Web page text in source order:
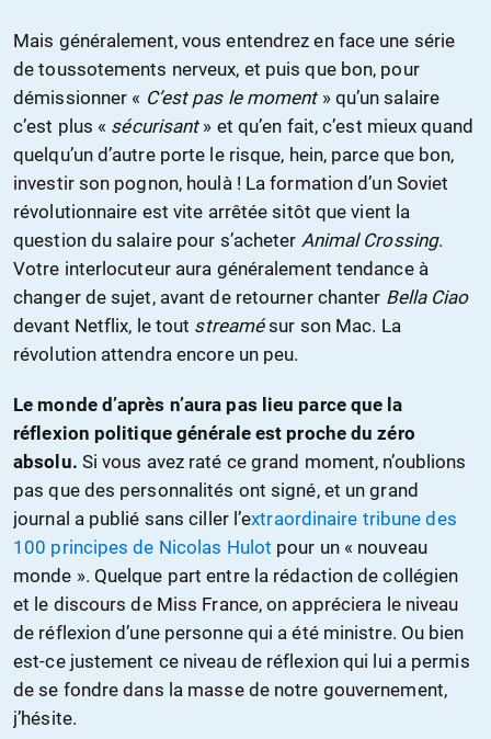
Mais généralement, vous entendrez en face une série
de toussotements nerveux, et puis que bon, pour
démissionner « C’est pas le moment» qu’un salaire
c’est plus « sécurisant» et qu’en fait, c’est mieux quand
quelqu’un d’autre porte le risque, hein, parce que bon,
investir son pognon, houlà ! La formation d’un Soviet
révolutionnaire est vite arrêtée sitôt que vient la
question du salaire pour s’acheter Animal Crossing.
Votre interlocuteur aura généralement tendance à
changer de sujet, avant de retourner chanter Bella Ciao
devant Netflix, le tout streamésur son Mac. La
révolution attendra encore un peu.
Le monde d’après n’aura pas lieu parce que la
réflexion politique générale est proche du zéro
absolu. Si vous avez raté ce grand moment, n’oublions
pas que des personnalités ont signé, et un grand
journal a publié sans ciller l’extraordinaire tribune des
100 principes de Nicolas Hulot pour un « nouveau
monde ». Quelque part entre la rédaction de collégien
et le discours de Miss France, on appréciera le niveau
de réflexion d’une personne qui a été ministre. Ou bien
est-ce justement ce niveau de réflexion qui lui a permis
de se fondre dans la masse de notre gouvernement,
j’hésite.